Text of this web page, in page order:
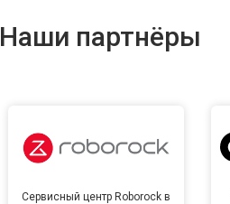
Наши партнёры
Сервисный центр Roborock в